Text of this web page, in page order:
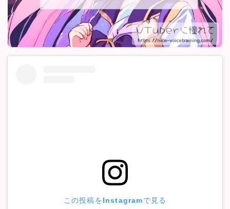
この投稿をInstagramで見る